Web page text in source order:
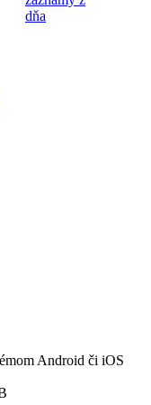
dňa
Android či iOS